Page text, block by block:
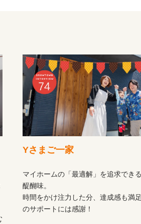
Yさまご一家
マイホームの「最適解」を追求でき
醍醐味。
時間をかけ注力した分、達成感も満
のサポートには感謝！